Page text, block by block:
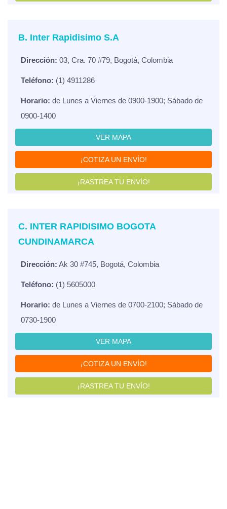
B. Inter Rapidisimo S.A
Dirección: 03, Cra. 70 #79, Bogotá, Colombia
Teléfono: (1) 4911286
Horario: de Lunes a Viernes de 0900-1900; Sábado de
0900-1400
VER MAPA
¡COTIZA UN ENVÍO!
¡RASTREA TU ENVÍO!
C. INTER RAPIDISIMO BOGOTA
CUNDINAMARCA
Dirección: Ak 30 #745, Bogotá, Colombia
Teléfono: (1) 5605000
Horario: de Lunes a Viernes de 0700-2100; Sábado de
0730-1900
VER MAPA
¡COTIZA UN ENVÍO!
¡RASTREA TU ENVÍO!